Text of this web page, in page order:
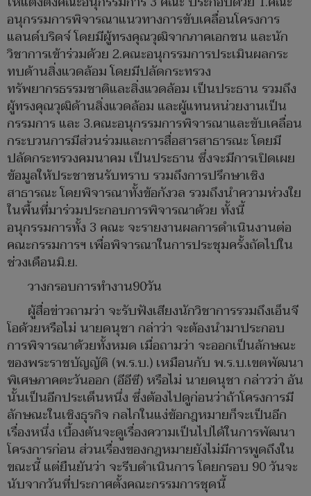
อนุกรรมการพิจารณาแนวทางการขับเคลื่อนโครงการ
แลนด์บริดจ์ โดยมีผู้ทรงคุณวุฒิจากภาคเอกชน และนัก
วิชาการเข้าร่วมด้วย 2.คณะอนุกรรมการประเมินผลกระ
ทบด้านสิ่งแวดล้อม โดยมีปลัดกระทรวง
ทรัพยากรธรรมชาติและสิ่งแวดล้อม เป็นประธาน รวมถึง
ผู้ทรงคุณวุฒิด้านสิ่งแวดล้อม และผู้แทนหน่วยงานเป็น
กรรมการ และ 3.คณะอนุกรรมการพิจารณาและขับเคลื่อน
กระบวนการมีส่วนร่วมและการสื่อสารสาธารณะ โดยมี
ปลัดกระทรวงคมนาคม เป็นประธาน ซึ่งจะมีการเปิดเผย
ข้อมูลให้ประชาชนรับทราบ รวมถึงการปรึกษาเชิง
สาธารณะ โดยพิจารณาทั้งข้อกังวล รวมถึงนำความห่วงใย
ในพื้นที่มาร่วมประกอบการพิจารณาด้วย ทั้งนี้
อนุกรรมการทั้ง 3 คณะ จะรายงานผลการดำเนินงานต่อ
คณะกรรมการฯ เพื่อพิจารณาในการประชุมครั้งถัดไปใน
ช่วงเดือนมิ.ย.
วางกรอบการทำงาน90วัน
ผู้สื่อข่าวถามว่า จะรับฟังเสียงนักวิชาการรวมถึงเอ็นจี
โอด้วยหรือไม่ นายดนุชา กล่าว่า จะต้องนำมาประกอบ
การพิจารณาด้วยทั้งหมด เมื่อถามว่า จะออกเป็นลักษณะ
ของพระราชบัญญัติ (พ.ร.บ.) เหมือนกับ พ.ร.บ.เขตพัฒนา
พิเศษภาคตะวันออก (อีอีซี) หรือไม่ นายดนุชา กล่าวว่า อัน
นั้นเป็นอีกประเด็นหนึ่ง ซึ่งต้องไปดูก่อนว่าถ้าโครงการมี
ลักษณะในเชิงธุรกิจ กลไกในแง่ข้อกฎหมายก็จะเป็นอีก
เรื่องหนึ่ง เบื้องต้นจะดูเรื่องความเป็นไปได้ในการพัฒนา
โครงการก่อน ส่วนเรื่องของกฎหมายยังไม่มีการพูดถึงใน
ขณะนี้ แต่ยืนยันว่า จะรีบดำเนินการ โดยกรอบ 90 วันจะ
นับจากวันที่ประกาศตั้งคณะกรรมการชุดนี้